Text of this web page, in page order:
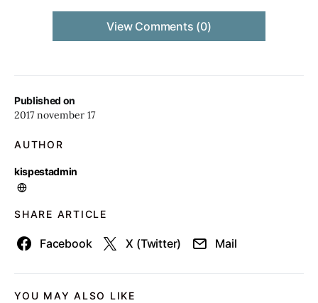
Published on
2017 november 17
AUTHOR
kispestadmin
SHARE ARTICLE
Facebook X (Twitter) Mail
View Comments (0)
YOU MAY ALSO LIKE